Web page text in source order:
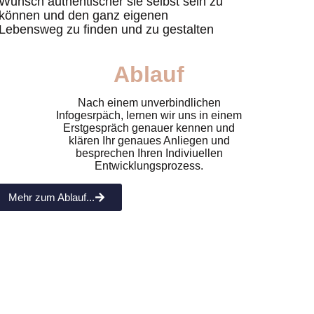
können und den ganz eigenen
Lebensweg zu finden und zu gestalten
Ablauf
Nach einem unverbindlichen
Infogesrpäch, lernen wir uns in einem
Erstgespräch genauer kennen und
klären Ihr genaues Anliegen und
besprechen Ihren Indiviuellen
Entwicklungsprozess.
Mehr zum Ablauf...